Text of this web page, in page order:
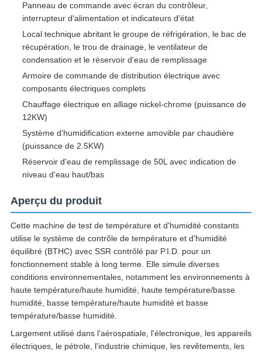
Panneau de commande avec écran du contrôleur,
interrupteur d'alimentation et indicateurs d'état
Local technique abritant le groupe de réfrigération, le bac de
récupération, le trou de drainage, le ventilateur de
condensation et le réservoir d'eau de remplissage
Armoire de commande de distribution électrique avec
composants électriques complets
Chauffage électrique en alliage nickel-chrome (puissance de
12KW)
Système d'humidification externe amovible par chaudière
(puissance de 2.5KW)
Réservoir d'eau de remplissage de 50L avec indication de
niveau d'eau haut/bas
Aperçu du produit
Cette machine de test de température et d'humidité constants
utilise le système de contrôle de température et d'humidité
équilibré (BTHC) avec SSR contrôlé par P.I.D. pour un
fonctionnement stable à long terme. Elle simule diverses
conditions environnementales, notamment les environnements à
haute température/haute humidité, haute température/basse
humidité, basse température/haute humidité et basse
température/basse humidité.
Largement utilisé dans l'aérospatiale, l'électronique, les appareils
électriques, le pétrole, l'industrie chimique, les revêtements, les